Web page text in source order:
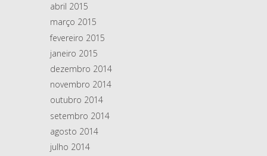
abril 2015
março 2015
fevereiro 2015
janeiro 2015
dezembro 2014
novembro 2014
outubro 2014
setembro 2014
agosto 2014
julho 2014